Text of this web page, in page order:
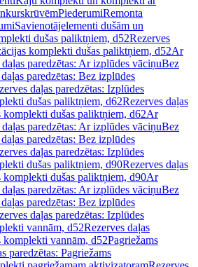
PiederumiRemonta
Savienotājelementi dušām un
dušas paliktņiem, d52Rezerves
komplekti dušas paliktņiem, d52Ar
paredzētas: Ar izplūdes vāciņuBez
paredzētas: Bez izplūdes
daļas paredzētas: Izplūdes
dušas paliktņiem, d62Rezerves daļas
komplekti dušas paliktņiem, d62Ar
paredzētas: Ar izplūdes vāciņuBez
paredzētas: Bez izplūdes
daļas paredzētas: Izplūdes
dušas paliktņiem, d90Rezerves daļas
komplekti dušas paliktņiem, d90Ar
paredzētas: Ar izplūdes vāciņuBez
paredzētas: Bez izplūdes
daļas paredzētas: Izplūdes
vannām, d52Rezerves daļas
komplekti vannām, d52Pagriežams
paredzētas: Pagriežams